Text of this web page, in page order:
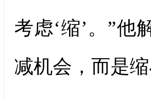
考虑‘缩’。”他
减机会，而是